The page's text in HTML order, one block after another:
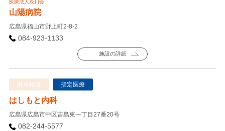
医療法人辰川会
山陽病院
広島県福山市野上町2-8-2
084-923-1133
施設の詳細
肝炎検査 指定医療
はしもと内科
広島県広島市中区吉島東一丁目27番20号
082-244-5577